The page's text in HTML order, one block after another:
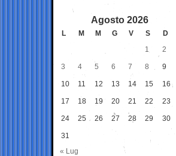
Agosto 2026
L M M G V S
D
1
2
3 4 5 6 7 8 9
10 11 12 13 14 15 16
17 18 19 20 21 22 23
24 25 26 27 28 29 30
31
« Lug